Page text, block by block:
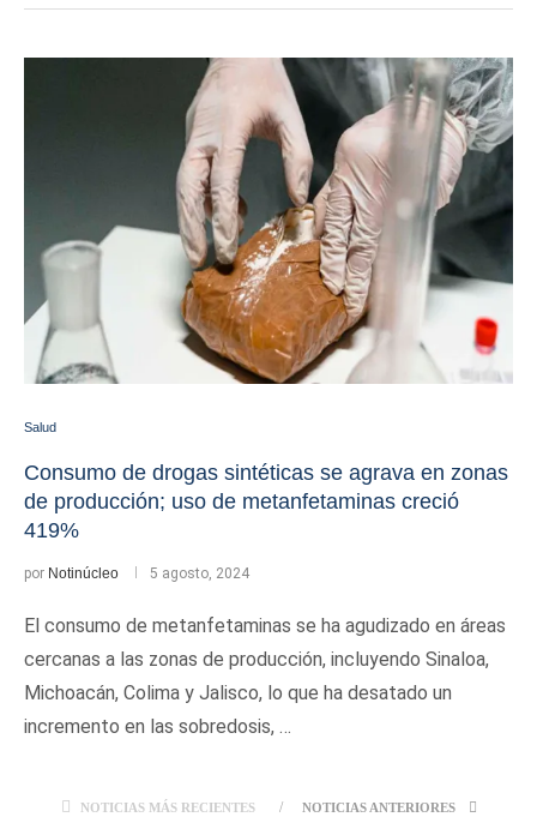
Salud
Consumo de drogas sintéticas se agrava en zonas
de producción; uso de metanfetaminas creció
419%
por Notinúcleo 5 agosto, 2024
El consumo de metanfetaminas se ha agudizado en áreas
cercanas a las zonas de producción, incluyendo Sinaloa,
Michoacán, Colima y Jalisco, lo que ha desatado un
incremento en las sobredosis, …
NOTICIAS MÁS RECIENTES NOTICIAS ANTERIORES